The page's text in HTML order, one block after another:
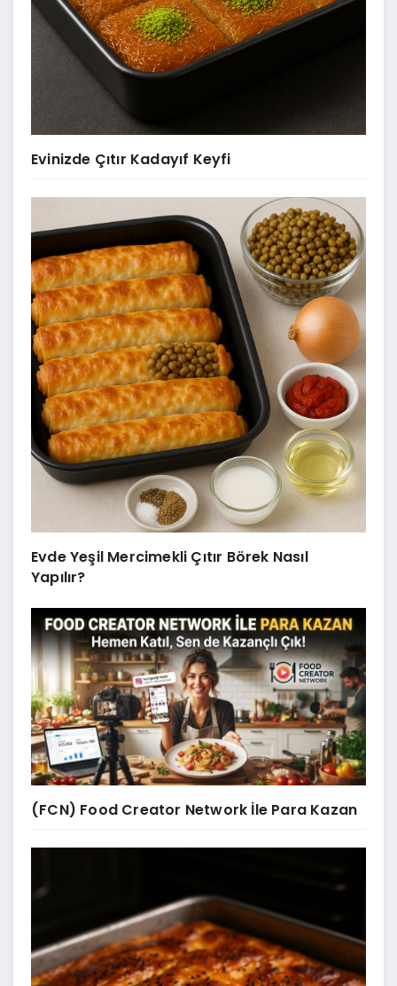
Evinizde Çıtır Kadayıf Keyfi
Evde Yeşil Mercimekli Çıtır Börek Nasıl
Yapılır?
(FCN) Food Creator Network İle Para Kazan